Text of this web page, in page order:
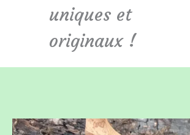
uniques et
originaux !
quantité